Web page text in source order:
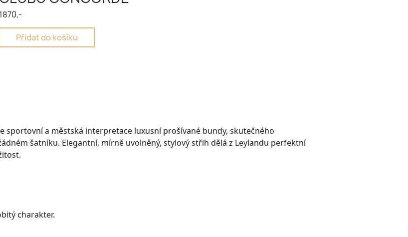
1870,-
Přidat do košíku
sportovní a městská interpretace luxusní prošívané bundy, skutečného
šatníku. Elegantní, mírně uvolněný, stylový střih dělá z Leylandu perfektní
charakter.